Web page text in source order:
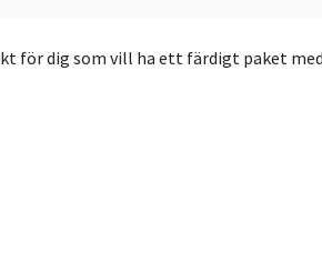
för dig som vill ha ett färdigt paket